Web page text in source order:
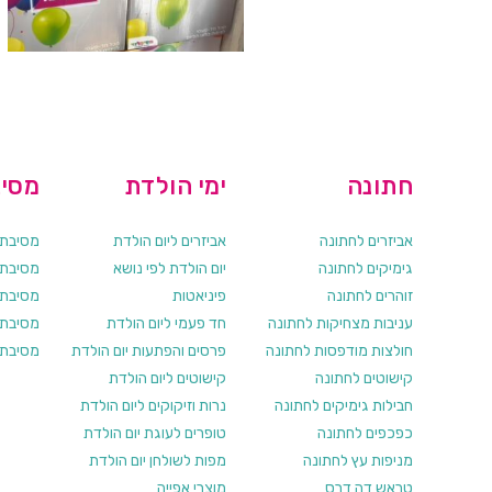
מסיבת
מסיבת
מסיבת
מסיבת
מסיבת
ימי הולדת
אביזרים ליום הולדת
יום הולדת לפי נושא
פיניאטות
חד פעמי ליום הולדת
פרסים והפתעות יום הולדת
קישוטים ליום הולדת
נרות וזיקוקים ליום הולדת
טופרים לעוגת יום הולדת
מפות לשולחן יום הולדת
חתונה
אביזרים לחתונה
גימיקים לחתונה
זוהרים לחתונה
עניבות מצחיקות לחתונה
חולצות מודפסות לחתונה
קישוטים לחתונה
חבילות גימיקים לחתונה
כפכפים לחתונה
מניפות עץ לחתונה